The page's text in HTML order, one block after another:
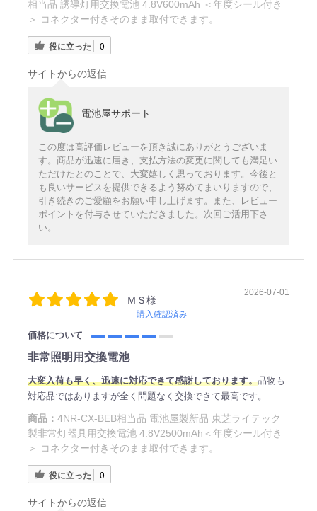
相当品 誘導灯用交換電池 4.8V600mAh ＜年度シール付き
＞ コネクター付きそのまま取付できます。
役に立った 0
サイトからの返信
電池屋サポート
この度は高評価レビューを頂き誠にありがとうございま
す。商品が迅速に届き、支払方法の変更に関しても満足い
ただけたとのことで、大変嬉しく思っております。今後と
も良いサービスを提供できるよう努めてまいりますので、
引き続きのご愛顧をお願い申し上げます。また、レビュー
ポイントを付与させていただきました。次回ご活用下さ
い。
ＭＳ様
購入確認済み
2026-07-01
価格について
非常照明用交換電池
大変入荷も早く、迅速に対応できて感謝しております。品物も
対応品ではありますが全く問題なく交換できて最高です。
商品： 4NR-CX-BEB相当品 電池屋製新品 東芝ライテック
製非常灯器具用交換電池 4.8V2500mAh＜年度シール付き
＞ コネクター付きそのまま取付できます。
役に立った 0
サイトからの返信